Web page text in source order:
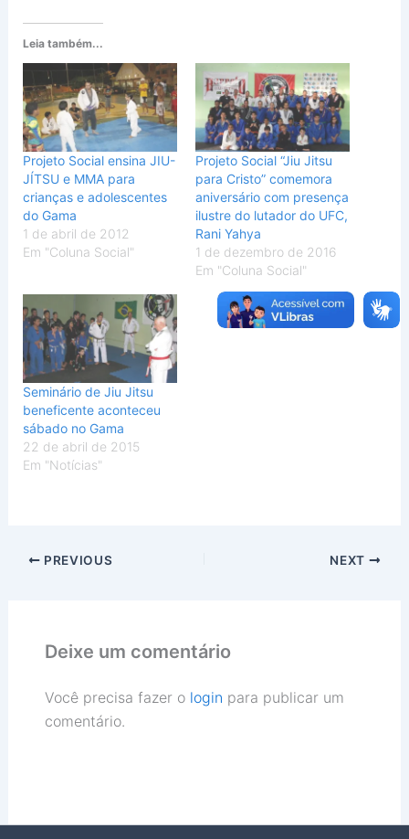
Leia também...
Projeto Social ensina JIU-
JÍTSU e MMA para
crianças e adolescentes
do Gama
1 de abril de 2012
Em "Coluna Social"
Projeto Social “Jiu Jitsu
para Cristo” comemora
aniversário com presença
ilustre do lutador do UFC,
Rani Yahya
1 de dezembro de 2016
Em "Coluna Social"
Seminário de Jiu Jitsu
beneficente aconteceu
sábado no Gama
22 de abril de 2015
Em "Notícias"
PREVIOUS NEXT
Deixe um comentário
Você precisa fazer o login para publicar um
comentário.